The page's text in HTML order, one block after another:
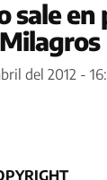
sale
del 2012 -